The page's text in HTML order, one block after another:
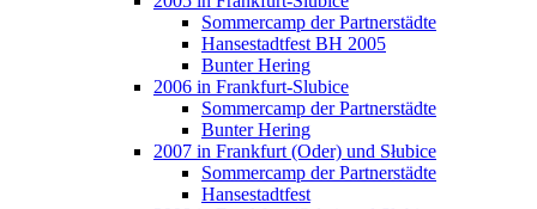
Sommercamp der Partnerstädte
Hansestadtfest BH 2005
Bunter Hering
2006 in Frankfurt-Slubice
Sommercamp der Partnerstädte
Bunter Hering
2007 in Frankfurt (Oder) und Słubice
Sommercamp der Partnerstädte
Hansestadtfest